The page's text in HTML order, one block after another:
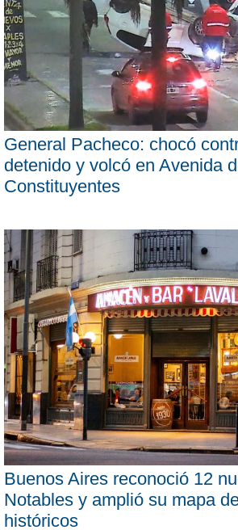
General Pacheco: chocó
detenido y volcó en Avenida
Constituyentes
Buenos Aires reconoció 12
Notables y amplió su mapa
históricos